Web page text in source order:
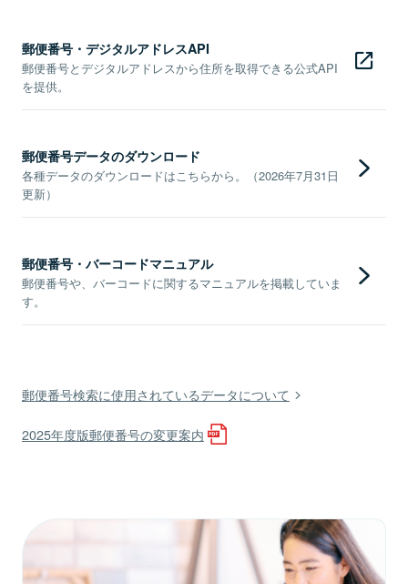
郵便番号・デジタルアドレスAPI
郵便番号とデジタルアドレスから住所を取得できる公式API
を提供。
郵便番号データのダウンロード
各種データのダウンロードはこちらから。（2026年7月31日
更新）
郵便番号・バーコードマニュアル
郵便番号や、バーコードに関するマニュアルを掲載していま
す。
郵便番号検索に使用されているデータについて
2025年度版郵便番号の変更案内